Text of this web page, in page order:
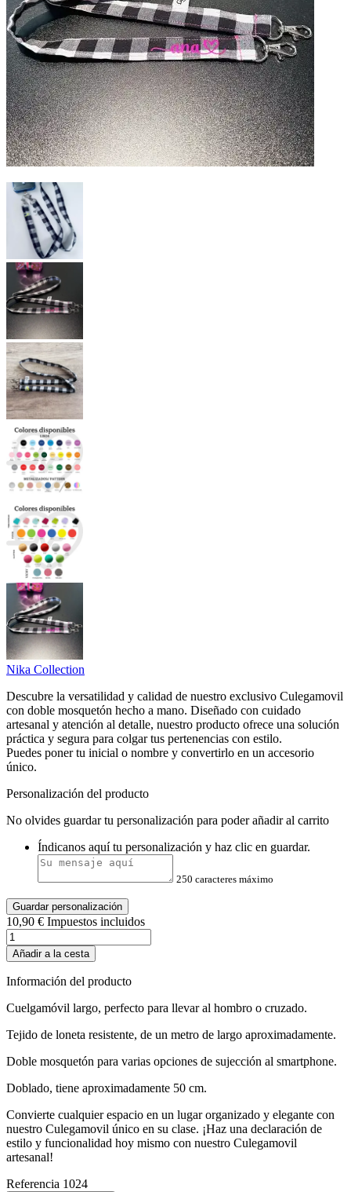
Nika Collection
Descubre la versatilidad y calidad de nuestro exclusivo Culegamovil
con doble mosquetón hecho a mano. Diseñado con cuidado
artesanal y atención al detalle, nuestro producto ofrece una solución
práctica y segura para colgar tus pertenencias con estilo.
Puedes poner tu inicial o nombre y convertirlo en un accesorio
único.
Personalización del producto
No olvides guardar tu personalización para poder añadir al carrito
Índicanos aquí tu personalización y haz clic en guardar.
250 caracteres máximo
Guardar personalización
10,90 € Impuestos incluidos
Añadir a la cesta
Información del producto
Cuelgamóvil largo, perfecto para llevar al hombro o cruzado.
Tejido de loneta resistente, de un metro de largo aproximadamente.
Doble mosquetón para varias opciones de sujección al smartphone.
Doblado, tiene aproximadamente 50 cm.
Convierte cualquier espacio en un lugar organizado y elegante con
nuestro Culegamovil único en su clase. ¡Haz una declaración de
estilo y funcionalidad hoy mismo con nuestro Culegamovil
artesanal!
Referencia 1024